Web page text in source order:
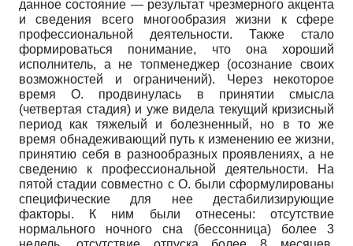
данное состояние — результат чрезмерного акцента
и сведения всего многообразия жизни к сфере
профессиональной деятельности. Также стало
формироваться понимание, что она хороший
исполнитель, а не топменеджер (осознание своих
возможностей и ограничений). Через некоторое
время О. продвинулась в принятии смысла
(четвертая стадия) и уже видела текущий кризисный
период как тяжелый и болезненный, но в то же
время обнадеживающий путь к изменению ее жизни,
принятию себя в разнообразных проявлениях, а не
сведению к профессиональной деятельности. На
пятой стадии совместно с О. были сформулированы
специфические для нее дестабилизирующие
факторы. К ним были отнесены: отсутствие
нормального ночного сна (бессонница) более 3